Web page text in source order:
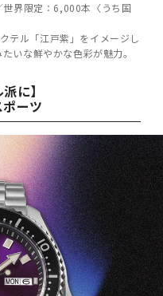
界限定：6,000本〈うち国
テル「江戸紫」をイメージし
いな鮮やかな色彩が魅力。
に】
ーツ